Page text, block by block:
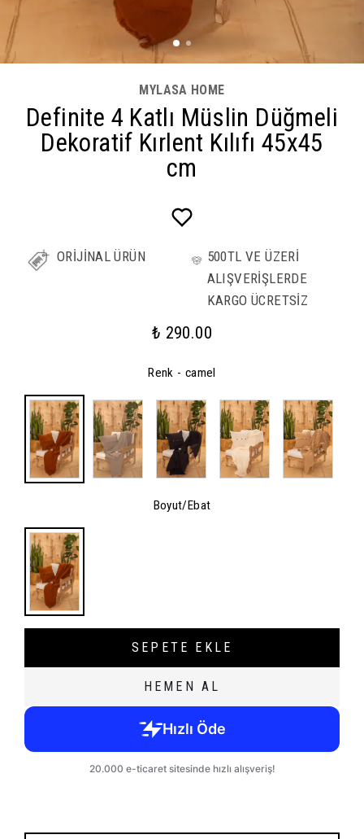
MYLASA HOME
Definite 4 Katlı Müslin Düğmeli
Dekoratif Kırlent Kılıfı 45x45
cm
ORİJİNAL ÜRÜN
500TL VE ÜZERİ
ALIŞVERİŞLERDE
KARGO ÜCRETSİZ
₺ 290.00
Renk - camel
Boyut/Ebat
SEPETE EKLE
HEMEN AL